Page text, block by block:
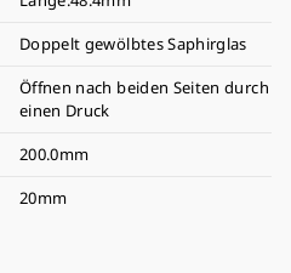
Doppelt gewölbtes Saphirglas
Öffnen nach beiden Seiten durch
einen Druck
200.0mm
20mm